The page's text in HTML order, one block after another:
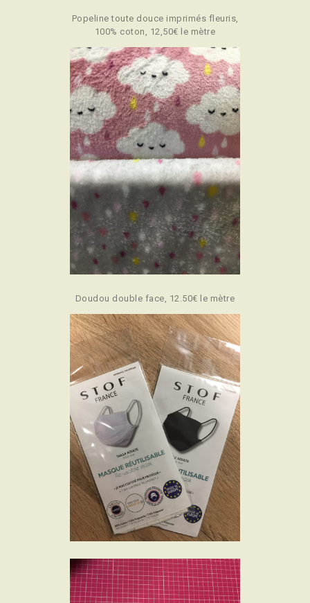
Popeline toute douce imprimés fleuris,
100% coton, 12,50€ le mètre
Doudou double face, 12.50€ le mètre